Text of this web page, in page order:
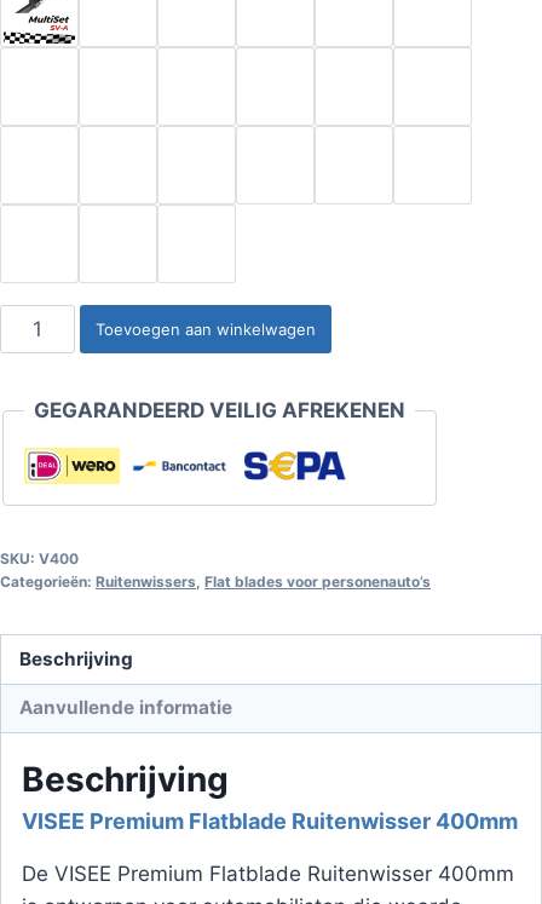
VISEE
Premium
Ruitenwisser
400mm
aantal
Toevoegen aan winkelwagen
GEGARANDEERD VEILIG AFREKENEN
SKU: V400
Categorieën: Ruitenwissers, Flat blades voor personenauto’s
Beschrijving
Aanvullende informatie
Beschrijving
VISEE Premium Flatblade Ruitenwisser 400mm
De VISEE Premium Flatblade Ruitenwisser 400mm